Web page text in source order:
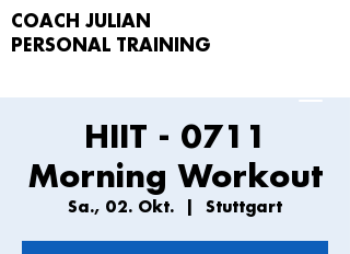
COACH JULIAN
PERSONAL TRAIN
ING
HIIT - 0711
Morning Workout
Sa., 02. Okt. Stuttgart